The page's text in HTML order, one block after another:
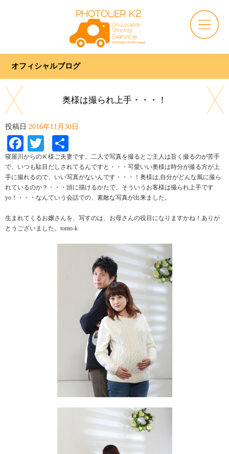
オフィシャルブログ
奥様は撮られ上手・・・！
投稿日 2016年11月30日
Facebook
Twitter
有
寝屋川からのＫ様ご夫妻です。二人で写真を撮るとご主人は旨く撮るのが苦手
で、いつも駄目だしされてるんですと・・・可愛いい奥様は時分が撮る方が上
手に撮れるので、いい写真がないんです・・・！奥様は,自分がどんな風に撮ら
れているのか？・・・頭に描けるかたで、そういうお客様は撮られ上手です
yo！・・・なんていう会話での、素敵な写真が出来ました。
生まれてくるお嬢さんを、写すのは、お母さんの役目になりますかね！ありが
とうございました。tomo-k